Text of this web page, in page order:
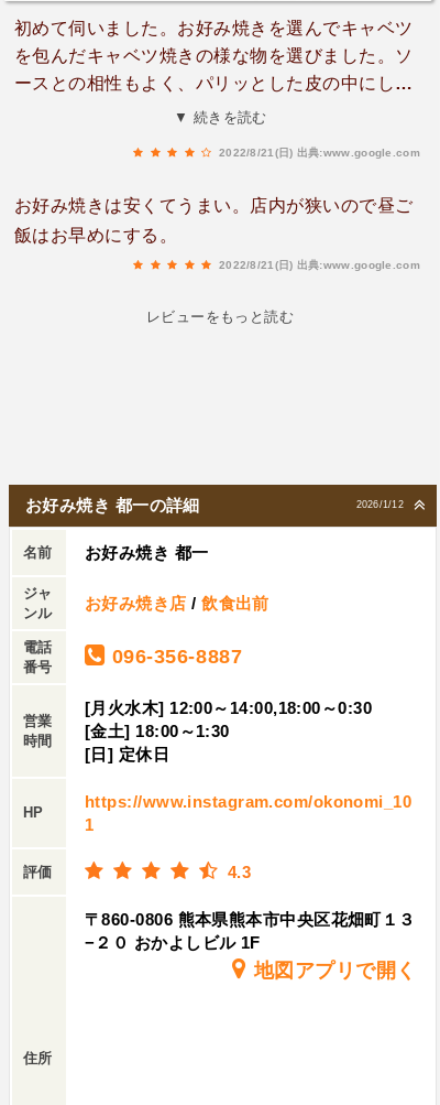
初めて伺いました。お好み焼きを選んでキャベツ
を包んだキャベツ焼きの様な物を選びました。ソ
ースとの相性もよく、パリッとした皮の中にしん
なりしたキャベツが沢山入っていました。また行
▼ 続きを読む
2022/8/21(日) 出典:www.google.com
お好み焼きは安くてうまい。店内が狭いので昼ご
飯はお早めにする。
2022/8/21(日) 出典:www.google.com
レビューをもっと読む
2026/1/12
お好み焼き 都一の詳細
名前 お好み焼き 都一
ジャ
ンル
お好み焼き店 /飲食出前
電話
番号
096-356-8887
営業
時間
[月火水木] 12:00～14:00,18:00～0:30
[金土] 18:00～1:30
[日] 定休日
HP
https://www.instagram.com/okonomi_10
1
評価 4.3
住所
〒860-0806 熊本県熊本市中央区花畑町１３
−２０ おかよしビル 1F
地図アプリで開く